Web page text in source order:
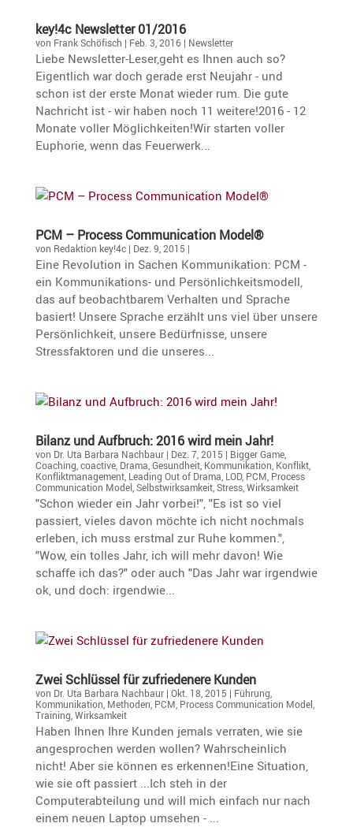
key!4c Newsletter 01/2016
von Frank Schöfisch | Feb. 3, 2016| Newsletter
Liebe Newsletter-Leser,geht es Ihnen auch so?
Eigentlich war doch gerade erst Neujahr - und
schon ist der erste Monat wieder rum. Die gute
Nachricht ist - wir haben noch 11 weitere!2016 - 12
Monate voller Möglichkeiten!Wir starten voller
Euphorie, wenn das Feuerwerk...
PCM – Process Commu­ni­ca­tion Model®
von Redaktion key!4c| Dez. 9, 2015 |
​Eine Revolution in Sachen Kommunikation: PCM -
ein Kommunikations- und Persönlichkeitsmodell,
das auf beobachtbarem Verhalten und Sprache
basiert! Unsere Sprache erzählt uns viel über unsere
Persönlichkeit, unsere Bedürfnisse, unsere
Stressfaktoren und die unseres...
Bilanz und Aufbruch: 2016 wird mein Jahr!
von Dr. Uta Barbara Nachbaur| Dez. 7, 2015 | Bigger Game,
Coaching,coactive, Drama,Gesundheit, Kommunikation, Konflikt,
Konfliktmanagement, Leading Out of Drama, LOD, PCM, Process
Communication Model,Selbstwirksamkeit,Stress,Wirksamkeit
"Schon wieder ein Jahr vorbei!", "Es ist so viel
passiert, vieles davon möchte ich nicht nochmals
erleben, ich muss erstmal zur Ruhe kommen.",
"Wow, ein tolles Jahr, ich will mehr davon! Wie
schaffe ich das?" oder auch "Das Jahr war irgendwie
ok, und doch: irgendwie...
Zwei Schlüssel für zufrie­de­nere Kunden
von Dr. Uta Barbara Nachbaur| Okt. 18, 2015 | Führung,
Kommunikation, Methoden, PCM, Process Communication Model,
Training,Wirksamkeit
Haben Ihnen Ihre Kunden jemals verraten, wie sie
angesprochen werden wollen? Wahrscheinlich
nicht! Aber sie können es erkennen!Eine Situation,
wie sie oft passiert ...Ich steh in der
Computerabteilung und will mich einfach nur nach
einem neuen Laptop umsehen - ...